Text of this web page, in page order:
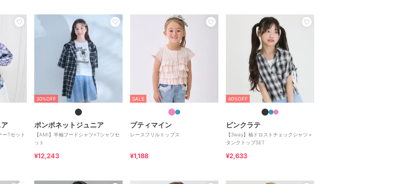
ーTセット
30%OFF
ポンポネットジュニア
【AMI】半袖フードシャツ×Tシャツセ
ット
¥12,243
SALE
プティマイン
レースフリルトップス
¥1,188
40%OFF
ピンクラテ
【3way】袖ドロストチェックシャツ＋
タンクトップSET
¥2,633